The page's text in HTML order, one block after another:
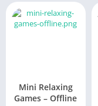
Mini Relaxing
Games – Offline